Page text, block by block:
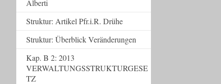
Alberti
Struktur: Artikel Pfr.i.R. Drühe
Struktur: Überblick Veränderungen
Kap. B 2: 2013
VERWALTUNGSSTRUKTURGESE
TZ